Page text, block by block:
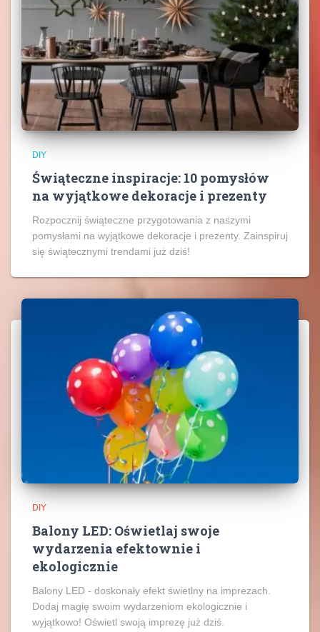
DIY
Świąteczne inspiracje: 10 pomysłów
na wyjątkowe dekoracje i prezenty
Rozpocznij świąteczne przygotowania z naszymi
pomysłami na wyjątkowe dekoracje i prezenty. Zainspiruj
się świątecznymi trendami już dziś!
DIY
Balony LED: Oświetlaj swoje
wydarzenia efektownie i
ekologicznie
Balony LED - doskonały efekt świetlny na imprezach.
Dodaj magię swoim wydarzeniom ekologicznie i
wyjątkowo! Oświetl swoją imprezę już dziś.